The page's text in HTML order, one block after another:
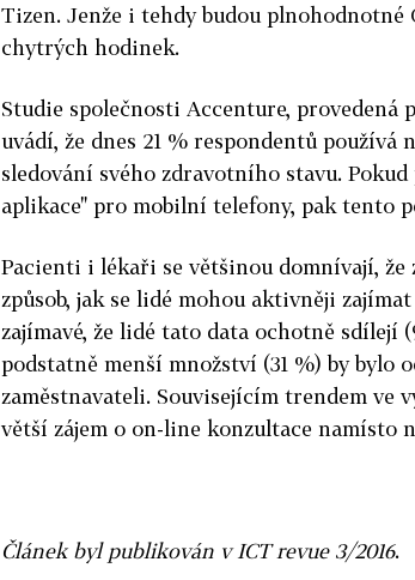
Tizen. Jenže i tehdy budou plnohodnotné
chytrých hodinek.
Studie společnosti Accenture, provedená
uvádí, že dnes 21 % respondentů
sledování svého zdravotního stavu.
aplikace" pro mobilní telefony, pak tento
Pacienti i lékaři se většinou domnívají, že
způsob, jak se lidé mohou aktivněji
zajímavé, že lidé tato data ochotně sdílejí
podstatně menší množství (31 %) by bylo
zaměstnavateli. Souvisejícím trendem ve
větší zájem o on-line konzultace namísto
Článek byl publikován v ICT revue 3/2016.